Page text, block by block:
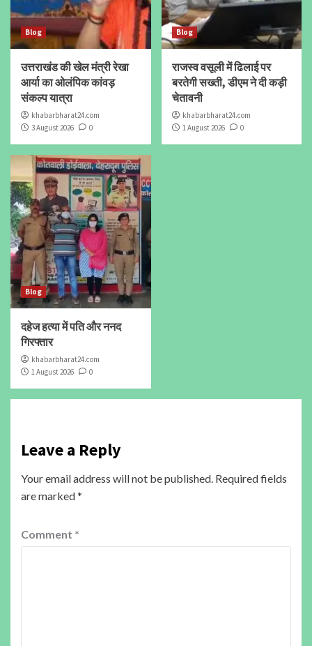
Blog
उत्तराखंड की खेल मंत्री रेखा
आर्या का ओलंपिक कांवड़
संकल्प यात्रा
khabarbharat24.com
3 August 2026
0
Blog
राजस्व वसूली में ढिलाई पर
बरतेगी सख्ती, डीएम ने दी कड़ी
चेतावनी
khabarbharat24.com
1 August 2026
0
Blog
दहेज हत्या में पति और ननद
गिरफ्तार
khabarbharat24.com
1 August 2026
0
Leave a Reply
Your email address will not be published. Required fields
are marked*
Comment *